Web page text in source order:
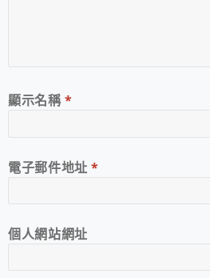
顯示名稱*
電子郵件地址*
個人網站網址